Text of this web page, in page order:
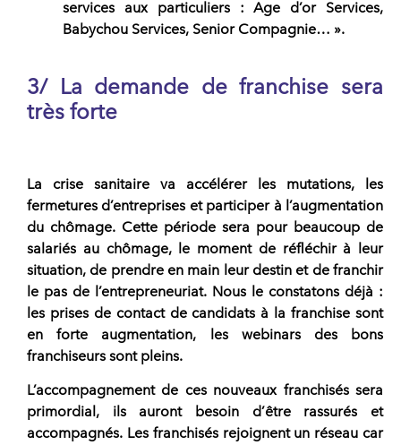
services aux particuliers : Age d’or Services,
Babychou Services, Senior Compagnie… ».
3/ La demande de franchise sera
très forte
La crise sanitaire va accélérer les mutations, les
fermetures d’entreprises et participer à l’augmentation
du chômage. Cette période sera pour beaucoup de
salariés au chômage, le moment de réfléchir à leur
situation, de prendre en main leur destin et de franchir
le pas de l’entrepreneuriat. Nous le constatons déjà :
les prises de contact de candidats à la franchise sont
en forte augmentation, les webinars des bons
franchiseurs sont pleins.
L’accompagnement de ces nouveaux franchisés sera
primordial, ils auront besoin d’être rassurés et
accompagnés. Les franchisés rejoignent un réseau car